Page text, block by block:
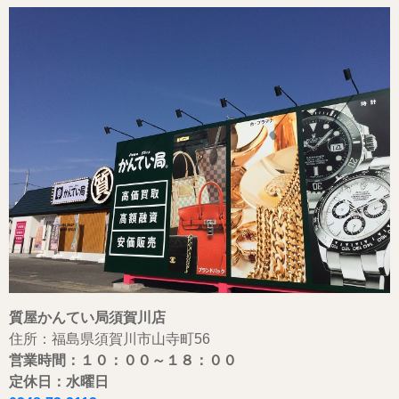
質屋かんてい局須賀川店
住所：福島県須賀川市山寺町56
営業時間：１０：００ ～ １８：００
定休日：水曜日